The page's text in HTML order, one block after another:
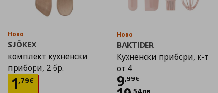
Ново
SJÖKEX
комплект кухненски
прибори, 2 бр.
1,79€
Цена
Ново
BAKTIDER
Кухненски прибори, к-т
от 4
9,99€
Цена
,54лв